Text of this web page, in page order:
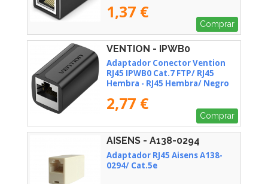
1,37 €
Comprar
VENTION - IPWB0
Adaptador Conector Vention
RJ45 IPWB0 Cat.7 FTP/ RJ45
Hembra - RJ45 Hembra/ Negro
2,77 €
Comprar
AISENS - A138-0294
Adaptador RJ45 Aisens A138-
0294/ Cat.5e